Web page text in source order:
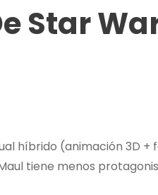
Star
híbrido (animación 3D +
tiene menos